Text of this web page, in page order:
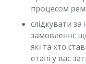
процесом
слідкувати
замовленні:
які та хто
етапі у вас